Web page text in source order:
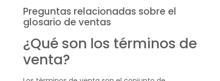
Preguntas relacionadas sobre el
glosario de ventas
¿Qué son los términos de
venta?